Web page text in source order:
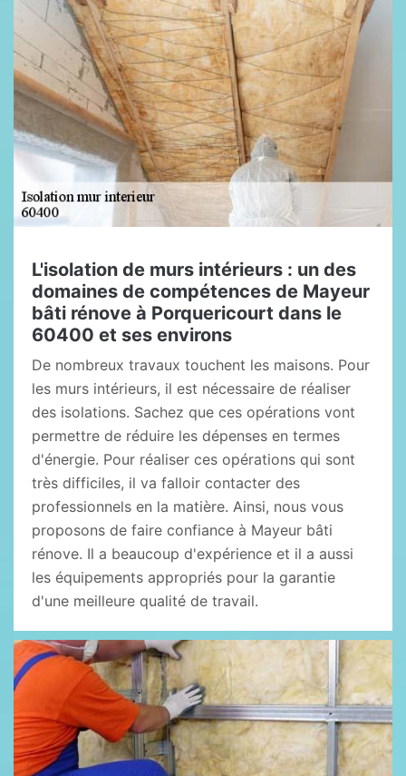
L'isolation de murs intérieurs : un des
domaines de compétences de Mayeur
bâti rénove à Porquericourt dans le
60400 et ses environs
De nombreux travaux touchent les maisons. Pour
les murs intérieurs, il est nécessaire de réaliser
des isolations. Sachez que ces opérations vont
permettre de réduire les dépenses en termes
d'énergie. Pour réaliser ces opérations qui sont
très difficiles, il va falloir contacter des
professionnels en la matière. Ainsi, nous vous
proposons de faire confiance à Mayeur bâti
rénove. Il a beaucoup d'expérience et il a aussi
les équipements appropriés pour la garantie
d'une meilleure qualité de travail.